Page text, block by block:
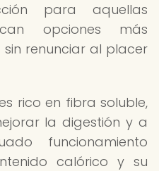
para aquellas
opciones más
renunciar al placer
rico en fibra soluble,
la digestión y a
funcionamiento
calórico y su